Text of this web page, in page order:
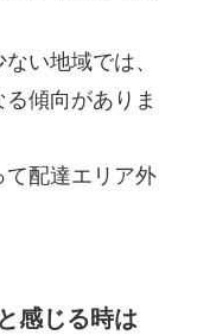
い地域では、
傾向がありま
て配達エリア外
感じる時は